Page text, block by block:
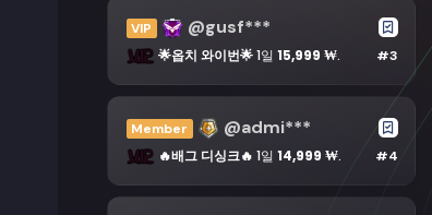
VIP @gusf***
🌟옵치 와이번🌟1일15,999 ₩. #3
Member @admi***
🔥배그 디싱크🔥 1일14,999 ₩. #4